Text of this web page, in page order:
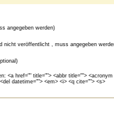
angegeben werden)
nicht veröffentlicht , muss angegeben
<a href="" title=""> <abbr title=""> <acronym
datetime=""> <em> <i> <q cite=""> <s>